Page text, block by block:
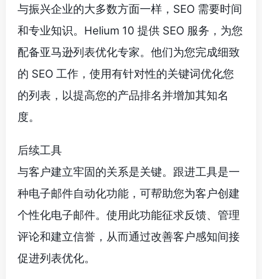
与振兴企业的大多数方面一样，SEO 需要时间
和专业知识。Helium 10 提供 SEO 服务，为您
配备亚马逊列表优化专家。他们为您完成细致
的 SEO 工作，使用有针对性的关键词优化您
的列表，以提高您的产品排名并增加其知名
度。
后续工具
与客户建立牢固的关系是关键。跟进工具是一
种电子邮件自动化功能，可帮助您为客户创建
个性化电子邮件。使用此功能征求反馈、管理
评论和建立信誉，从而通过改善客户感知间接
促进列表优化。